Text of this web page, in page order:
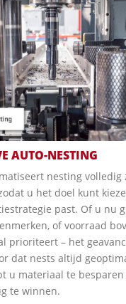
AUTO-NESTING
nesting volledig
u het doel kunt
past. Of u nu
of voorraad
prioriteert – het
dat nests altijd
u materiaal te besparen
te winnen.